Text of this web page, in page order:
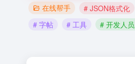
在线帮手 # JSON格式化
# 字帖
# 工具 # 开发人